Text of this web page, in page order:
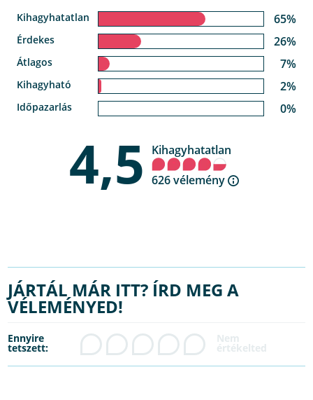
Kihagyhatatlan 65%
Érdekes 26%
Átlagos 7%
Kihagyható 2%
Időpazarlás 0%
4,5
Kihagyhatatlan
626 vélemény
JÁRTÁL MÁR ITT? ÍRD MEG A
VÉLEMÉNYED!
Ennyire
tetszett: